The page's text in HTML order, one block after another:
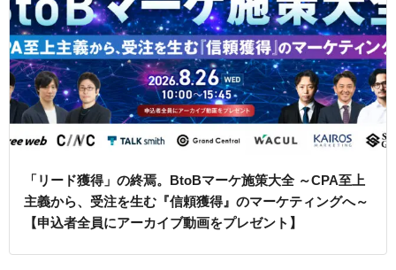
「リード獲得」の終焉。BtoBマーケ施策大全 ～CPA至上
主義から、受注を生む『信頼獲得』のマーケティングへ～
【申込者全員にアーカイブ動画をプレゼント】